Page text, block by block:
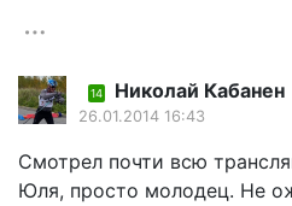
14 Николай Кабанен
26.01.2014 16:43
Смотрел почти всю
Юля, просто молодец. Не